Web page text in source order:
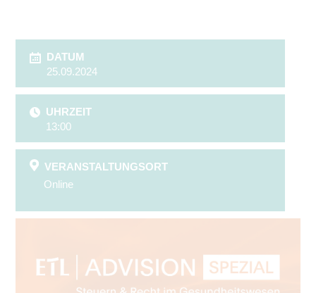
DATUM
25.09.2024
UHRZEIT
13:00
VERANSTALTUNGSORT
Online